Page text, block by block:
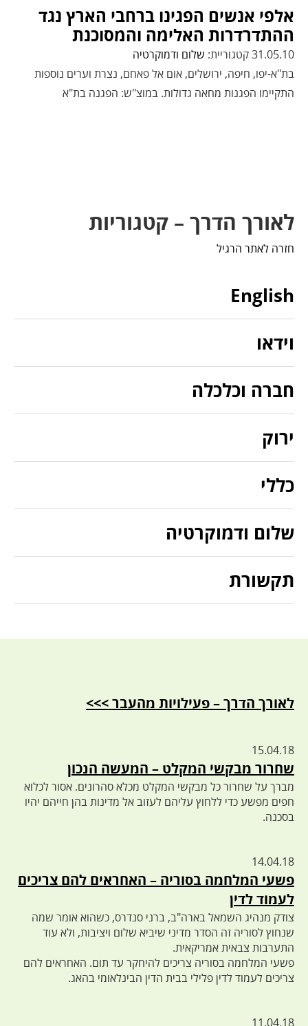
אלפי אנשים הפגינו ברחבי הארץ נגד
ההתדרדרות האלימה והמסוכנת
31.05.10 קטגוריית:
שלום ודמוקרטיה
בת"א-יפו, חיפה, ירושלים, אום אל פאחם, נצרת וערים נוספות
התקיימו הפגנות מחאה גדולות. במוצ"ש: הפגנה בת"א
לאורך הדרך – קטגוריות
חזרה לאתר הרגיל
English
וידאו
חברה וכלכלה
ירוק
כללי
שלום ודמוקרטיה
תקשורת
לאורך הדרך – פעילויות מהעבר >>>
15.04.18
שחרור מבקשי המקלט – המעשה הנכון
מברך על שחרור כל מבקשי המקלט מכלא סהרונים. אסור לכלוא
חפים מפשע כדי ללחוץ עליהם לעזוב אל מדינות בהן חייהם יהיו
בסכנה.
14.04.18
פשעי המלחמה בסוריה – האחראים להם צריכים
לעמוד לדין
צודק מנהיג השמאל בארה"ב, ברני סנדרס, כשהוא אומר שמה
שנחוץ לסוריה זה הסדר מדיני שיביא שלום ויציבות, ולא עוד
התערבות צבאית אמריקאית.
פשעי המלחמה בסוריה צריכים להיחקר עד תום. האחראים להם
צריכים לעמוד לדין פלילי בבית הדין הבינלאומי בהאג.
11.04.18